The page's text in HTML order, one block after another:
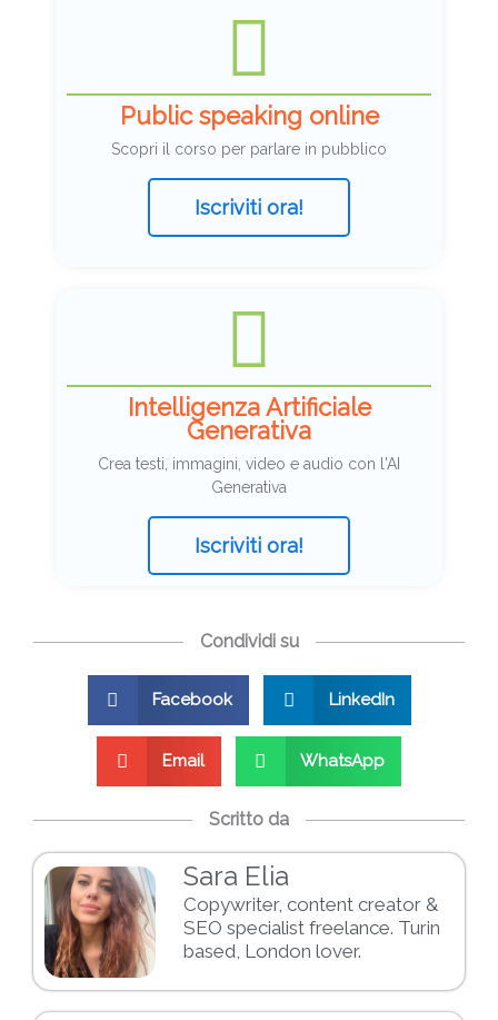
Public speaking online
Scopri il corso per parlare in pubblico
Iscriviti ora!
Intelligenza Artificiale
Generativa
Crea testi, immagini, video e audio con l'AI
Generativa
Iscriviti ora!
Condividi su
Facebook LinkedIn
Email WhatsApp
Scritto da
Sara Elia
Copywriter, content creator &
SEO specialist freelance. Turin
based, London lover.